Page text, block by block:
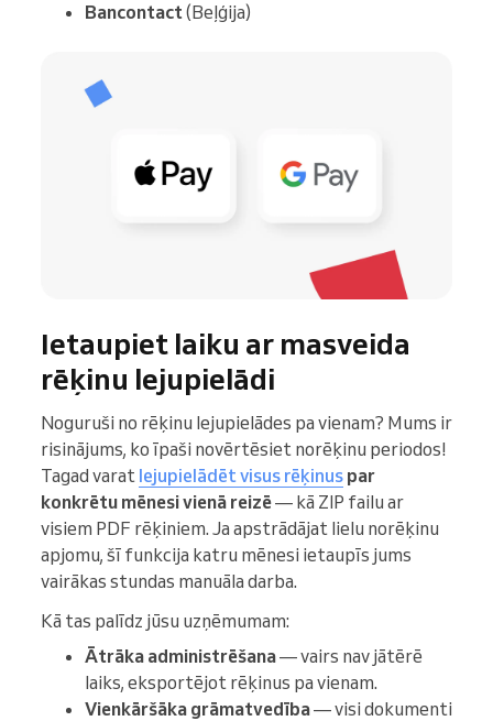
Bancontact(Beļģija)
Ietaupiet laiku ar masveida
rēķinu lejupielādi
Noguruši no rēķinu lejupielādes pa vienam? Mums ir
risinājums, ko īpaši novērtēsiet norēķinu periodos!
Tagad varat lejupielādēt visus rēķinus par
konkrētu mēnesi vienā reizē— kā ZIP failu ar
visiem PDF rēķiniem. Ja apstrādājat lielu norēķinu
apjomu, šī funkcija katru mēnesi ietaupīs jums
vairākas stundas manuāla darba.
Kā tas palīdz jūsu uzņēmumam:
Ātrāka administrēšana— vairs nav jātērē
laiks, eksportējot rēķinus pa vienam.
Vienkāršāka grāmatvedība— visi dokumenti